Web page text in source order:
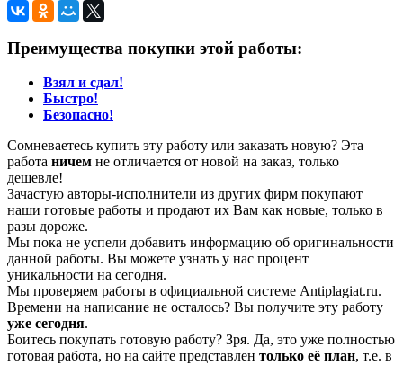
Преимущества покупки этой работы:
Взял и сдал!
Быстро!
Безопасно!
Сомневаетесь купить эту работу или заказать новую? Эта
работа ничем не отличается от новой на заказ, только
дешевле!
Зачастую авторы-исполнители из других фирм покупают
наши готовые работы и продают их Вам как новые, только в
разы дороже.
Мы пока не успели добавить информацию об оригинальности
данной работы. Вы можете узнать у нас процент
уникальности на сегодня.
Мы проверяем работы в официальной системе Аntiplagiat.ru.
Времени на написание не осталось? Вы получите эту работу
уже сегодня.
Боитесь покупать готовую работу? Зря. Да, это уже полностью
готовая работа, но на сайте представлен только её план, т.е. в